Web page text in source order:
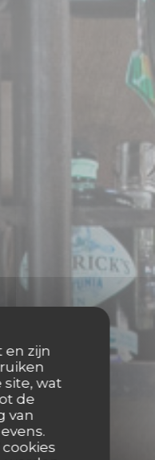
en zijn
site, wat
de
van